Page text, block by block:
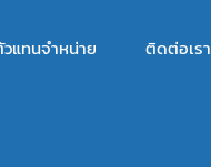
แทนจำหน่าย ติดต่อเรา